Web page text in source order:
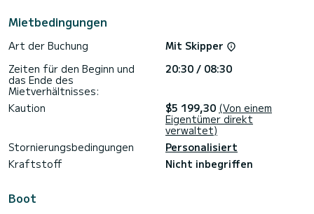
ausgestattet: USB-Steckdose, Entsalzungsanlage,
bitte auf den Button "Angebot anfordern". Ein Mitarbeiter
von SamBoat schickt Ihnen ein persönliches Angebot zu
bestmöglichen Konditionen.
Mietbedingungen
Art der Buchung
Mit Skipper
Zeiten für den Beginn und
das Ende des
Mietverhältnisses:
20:30 / 08:30
Kaution $5 199,30 (Von einem
Eigentümer direkt
verwaltet)
Stornierungsbedingungen
Personalisiert
Kraftstoff
Nicht inbegriffen
Boot